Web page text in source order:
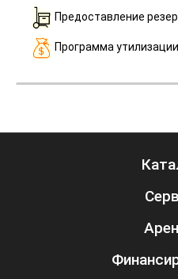
Предоставление
Программа утилизации